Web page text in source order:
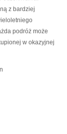
z bardziej
podróż może
w okazyjnej